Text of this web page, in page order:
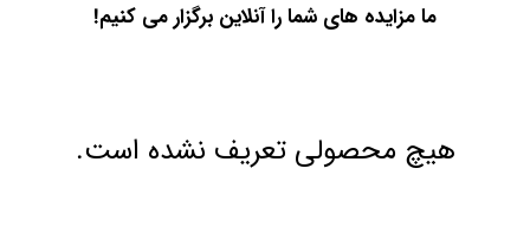
ما مزایده های شما را آنلاین برگزار می کنیم!
هیچ محصولی تعریف نشده است.